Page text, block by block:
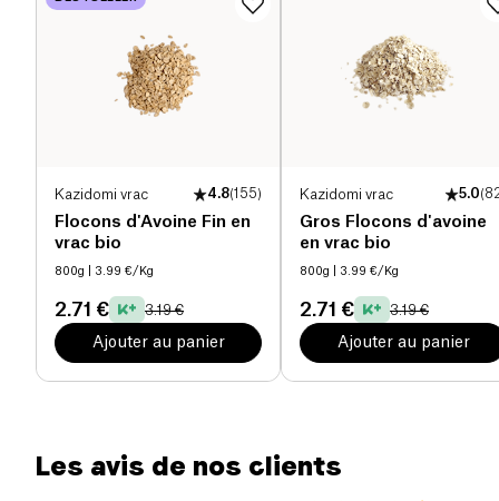
Kazidomi vrac 4.8(155)
Flocons d'Avoine Fin en
vrac bio
800g | 3.99 €/Kg
2.71 € 3.19 €
Ajouter au panier
Kazidomi vrac 5.0(
Gros Flocons d'avoine
en vrac bio
800g | 3.99 €/Kg
2.71 € 3.19 €
Ajouter au panier
consomme aussi bien le matin qu’à l'heure du
Les avis de nos clients